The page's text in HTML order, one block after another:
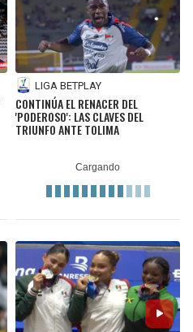
LIGA BETPLAY
CONTINÚA EL RENACER DEL
'PODEROSO': LAS CLAVES DEL
TRIUNFO ANTE TOLIMA